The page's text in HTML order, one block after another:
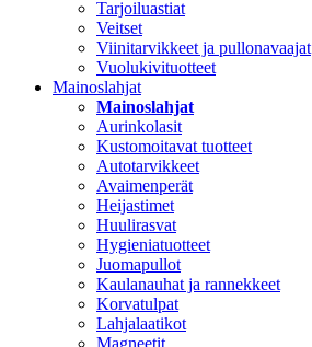
Tarjoiluastiat
Veitset
Viinitarvikkeet ja pullonavaajat
Vuolukivituotteet
Mainoslahjat
Mainoslahjat
Aurinkolasit
Kustomoitavat tuotteet
Autotarvikkeet
Avaimenperät
Heijastimet
Huulirasvat
Hygieniatuotteet
Juomapullot
Kaulanauhat ja rannekkeet
Korvatulpat
Lahjalaatikot
Magneetit